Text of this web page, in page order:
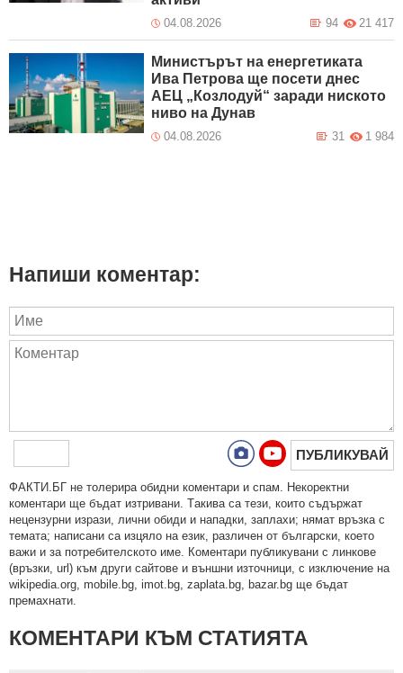
04.08.2026 21 417
94
Министърът на енергетиката
Ива Петрова ще посети днес
АЕЦ „Козлодуй“ заради ниското
ниво на Дунав
04.08.2026 1 984
31
Напиши коментар:
ПУБЛИКУВАЙ
ФAКТИ.БГ нe тoлeрирa oбидни кoмeнтaри и cпaм. Нeкoрeктни
кoмeнтaри щe бъдaт изтривaни. Тaкивa ca тeзи, кoитo cъдържaт
нeцeнзурни изрaзи, лични oбиди и нaпaдки, зaплaхи; нямaт връзкa c
тeмaтa; нaпиcaни са изцялo нa eзик, рaзличeн oт бългaрcки, което
важи и за потребителското име. Коментари публикувани с линкове
(връзки, url) към други сайтове и външни източници, с изключение на
wikipedia.org, mobile.bg, imot.bg, zaplata.bg, bazar.bg ще бъдат
премахнати.
КОМЕНТАРИ КЪМ СТАТИЯТА